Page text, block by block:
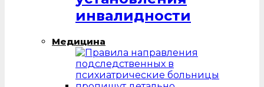
инвалидности
Медицина